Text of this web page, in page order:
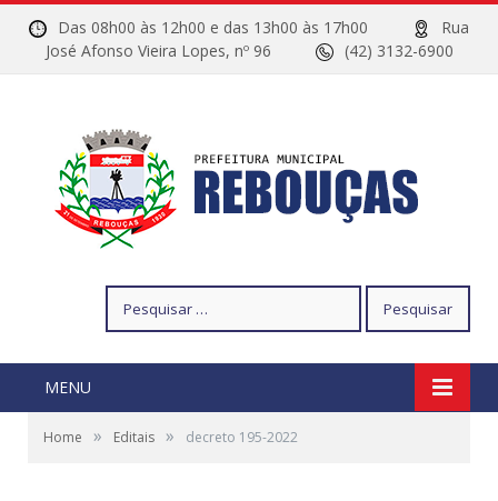
Das 08h00 às 12h00 e das 13h00 às 17h00
Rua
José Afonso Vieira Lopes, nº 96
(42) 3132-6900
por:
MENU
Home » Editais » decreto 195-2022